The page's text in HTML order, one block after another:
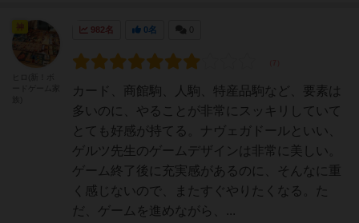
982名 0名
カード、商館駒、人駒、特産品駒など、要素は
多いのに、やることが非常にスッキリしていて
とても好感が持てる。ナヴェガドールといい、
ゲルツ先生のゲームデザインは非常に美しい。
ゲーム終了後に充実感があるのに、そんなに重
く感じないので、またすぐやりたくなる。た
だ、ゲームを進めながら、...
神